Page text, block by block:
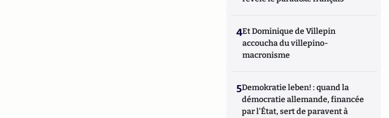
4Et Dominique de Villepin
accoucha du villepino-
macronisme
5Demokratie leben! : quand la
démocratie allemande, financée
par l'État, sert de paravent à